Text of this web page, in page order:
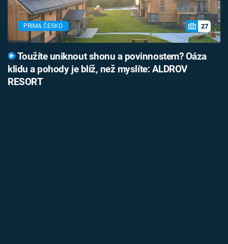
PRIMA ČESKO 27
Toužíte uniknout shonu a povinnostem? Oáza
klidu a pohody je blíž, než myslíte: ALDROV
RESORT